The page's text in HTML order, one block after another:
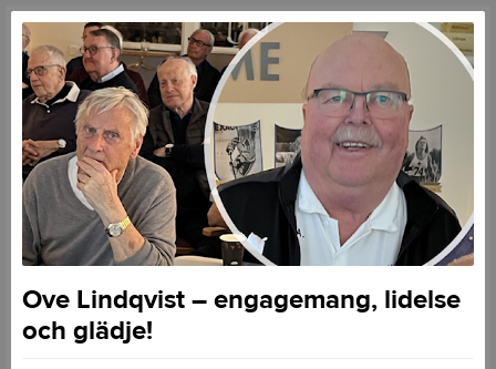
Ove Lindqvist – engagemang, lidelse
och glädje!